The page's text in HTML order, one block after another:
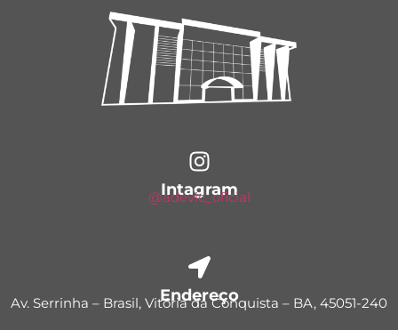
Intagram
@adevic_oficial
Endereço
Av. Serrinha – Brasil, Vitória da Conquista – BA, 45051-240